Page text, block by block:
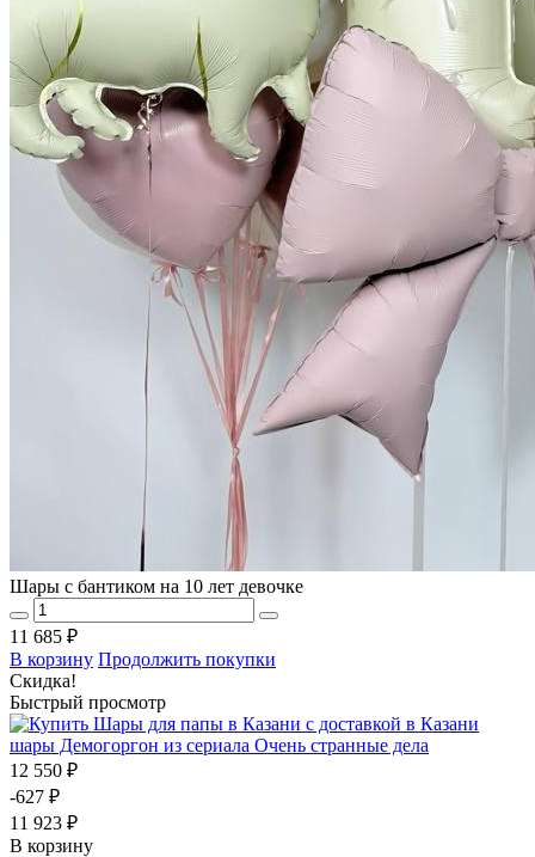
Шары с бантиком на 10 лет девочке
11 685 ₽
В корзину Продолжить покупки
Скидка!
Быстрый просмотр
шары Демогоргон из сериала Очень странные дела
12 550 ₽
-627 ₽
11 923 ₽
В корзину